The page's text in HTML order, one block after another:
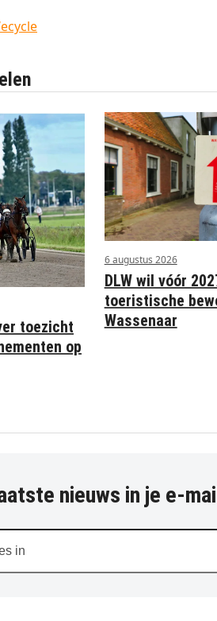
toezicht
op
6 augustus 2026
DLW wil vóór
toeristische
Wassenaar
nieuws in je e-